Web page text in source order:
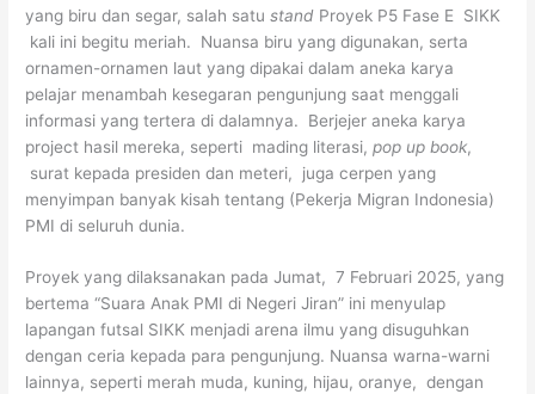
yang biru dan segar, salah satustand Proyek P5 Fase E SIKK
kali ini begitu meriah. Nuansa biru yang digunakan, serta
ornamen-ornamen laut yang dipakai dalam aneka karya
pelajar menambah kesegaran pengunjung saat menggali
informasi yang tertera di dalamnya. Berjejer aneka karya
project hasil mereka, seperti mading literasi,pop up book,
surat kepada presiden dan meteri, juga cerpen yang
menyimpan banyak kisah tentang (Pekerja Migran Indonesia)
PMI di seluruh dunia.
Proyek yang dilaksanakan pada Jumat, 7 Februari 2025, yang
bertema “Suara Anak PMI di Negeri Jiran” ini menyulap
lapangan futsal SIKK menjadi arena ilmu yang disuguhkan
dengan ceria kepada para pengunjung. Nuansa warna-warni
lainnya, seperti merah muda, kuning, hijau, oranye, dengan